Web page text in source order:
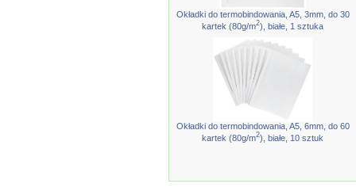
Okładki do termobindowania, A5, 3mm, do 30
kartek (80g/m2), białe, 1 sztuka
Okładki do termobindowania, A5, 6mm, do 60
kartek (80g/m2), białe, 10 sztuk